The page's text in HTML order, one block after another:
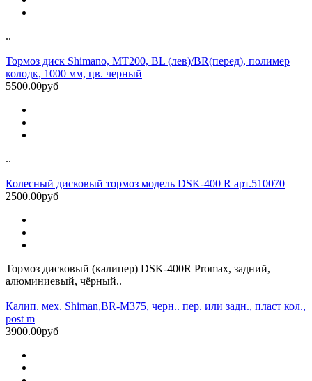
..
Тормоз диск Shimano, MT200, BL (лев)/BR(перед), полимер
колодк, 1000 мм, цв. черный
5500.00руб
..
Колесный дисковый тормоз модель DSK-400 R арт.510070
2500.00руб
Тормоз дисковый (калипер) DSK-400R Promax, задний,
алюминиевый, чёрный..
Калип. мех. Shiman,BR-M375, черн.. пер. или задн., пласт кол.,
post m
3900.00руб